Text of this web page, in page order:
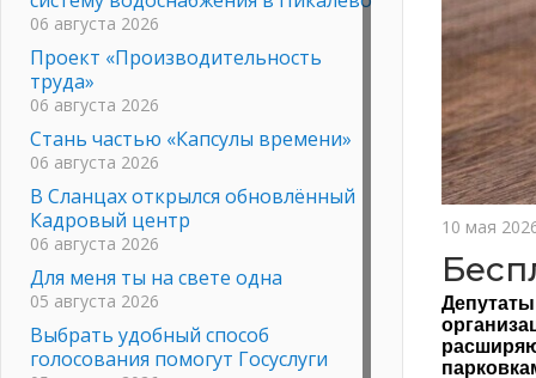
10 мая
06 августа 2026
Проект «Производительность
труда»
06 августа 2026
Стань частью «Капсулы времени»
06 августа 2026
В Сланцах открылся обновлённый
Кадровый центр
06 августа 2026
Для меня ты на свете одна
05 августа 2026
Выбрать удобный способ
голосования помогут Госуслуги